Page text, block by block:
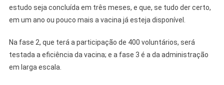
estudo seja concluída em três meses, e que, se tudo der certo,
em um ano ou pouco mais a vacina já esteja disponível.
Na fase 2, que terá a participação de 400 voluntários, será
testada a eficiência da vacina; e a fase 3 é a da administração
em larga escala.